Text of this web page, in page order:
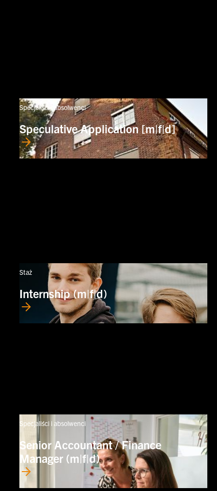
Specjaliści i absolwenci
Speculative Application [m|f|d]
Staż
Internship (m|f|d)
Specjaliści i absolwenci
Senior Accountant / Finance
Manager (m|f|d)